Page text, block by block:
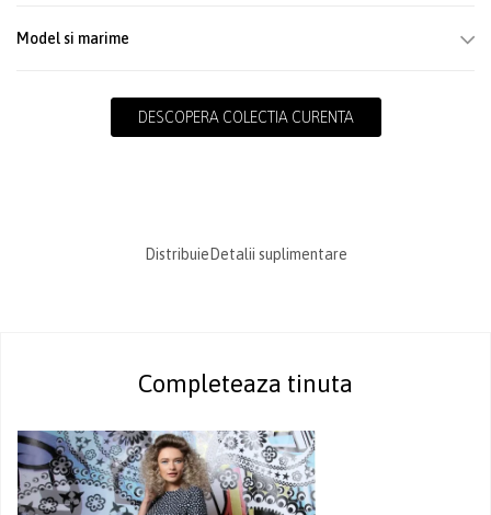
Model si marime
DESCOPERA COLECTIA CURENTA
Distribuie Detalii suplimentare
Completeaza tinuta